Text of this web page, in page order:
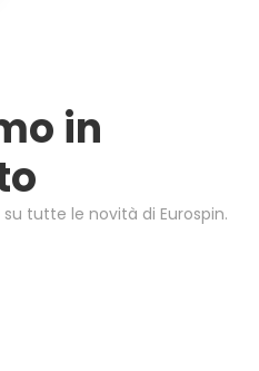
in
tutte le novità di Eurospin.